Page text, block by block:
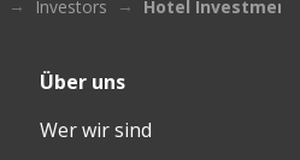
Investors Hotel
Über uns
Wer wir sind